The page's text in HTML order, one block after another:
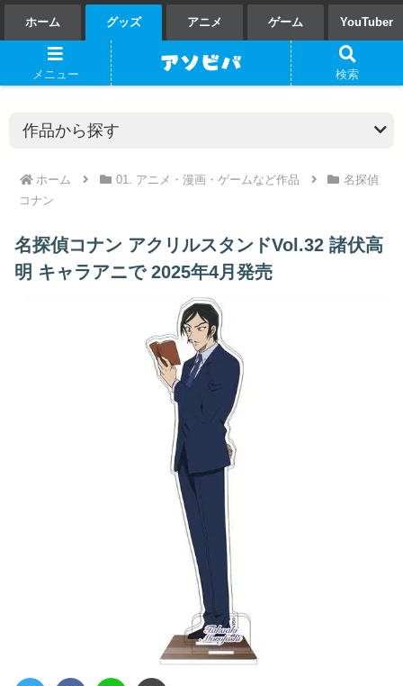
ホーム グッズ アニメ ゲーム YouTuber
ホーム 01. アニメ・漫画・ゲームなど作品
名探偵
コナン
名探偵コナン アクリルスタンドVol.32 諸伏高
明 キャラアニで 2025年4月発売
メニュー 検索